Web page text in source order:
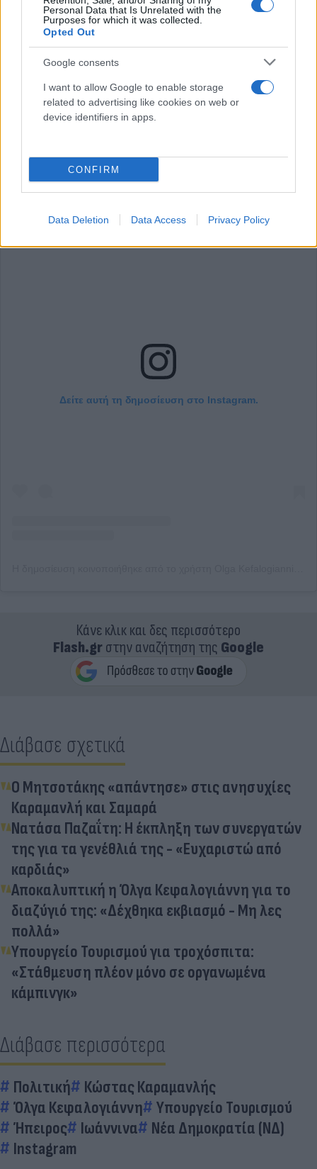
Personal Data that Is Unrelated with the
Purposes for which it was collected.
Opted Out
Google consents
I want to allow Google to enable storage
related to advertising like cookies on web or
device identifiers in apps.
CONFIRM
Data Deletion Data Access Privacy Policy
Η λαογραφία του τόπου, η αρχιτεκτονική του, οι
μνήμες που κουβαλούν οι άνθρωποί του – όλα
συνθέτουν έναν κόσμο που συγκινεί και εμπνέει.
Η περιοχή είναι ένας κρυμμένος θησαυρός.
συνδεδεμένος με τις ρίζες σου».
Δείτε αυτή τη δημοσίευση στο Instagram.
Κάνε κλικ και δες περισσότερο
Flash.grστην αναζήτηση της Google
Διάβασε σχετικά
Ο Μητσοτάκης «απάντησε» στις ανησυχίες
Καραμανλή και Σαμαρά
Νατάσα Παζαΐτη: Η έκπληξη των συνεργατών
της για τα γενέθλιά της - «Ευχαριστώ από
καρδιάς»
Αποκαλυπτική η Όλγα Κεφαλογιάννη για το
διαζύγιό της: «Δέχθηκα εκβιασμό - Μη λες
πολλά»
Υπουργείο Τουρισμού για τροχόσπιτα:
«Στάθμευση πλέον μόνο σε οργανωμένα
κάμπινγκ»
Διάβασε περισσότερα
Πολιτική
Κώστας Καραμανλής
Όλγα Κεφαλογιάννη
Υπουργείο Τουρισμού
Ήπειρος
Ιωάννινα
Νέα Δημοκρατία (ΝΔ)
Instagram